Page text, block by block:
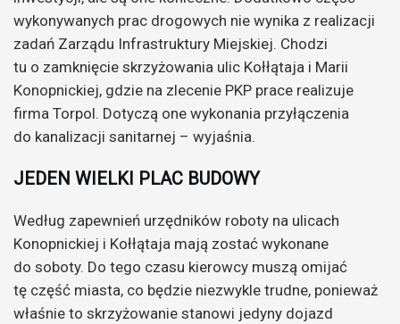
wykonywanych prac drogowych nie wynika z realizacji
zadań Zarządu Infrastruktury Miejskiej. Chodzi
tu o zamknięcie skrzyżowania ulic Kołłątaja i Marii
Konopnickiej, gdzie na zlecenie PKP prace realizuje
firma Torpol. Dotyczą one wykonania przyłączenia
do kanalizacji sanitarnej – wyjaśnia.
JEDEN WIELKI PLAC BUDOWY
Według zapewnień urzędników roboty na ulicach
Konopnickiej i Kołłątaja mają zostać wykonane
do soboty. Do tego czasu kierowcy muszą omijać
tę część miasta, co będzie niezwykle trudne, ponieważ
właśnie to skrzyżowanie stanowi jedyny dojazd